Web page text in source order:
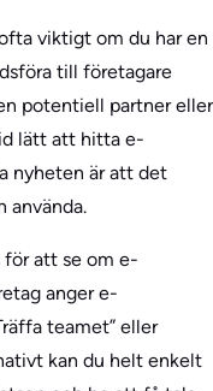
viktigt om du har en
till företagare
potentiell partner eller
lätt att hitta e-
nyheten är att det
använda.
att se om e-
anger e-
teamet” eller
kan du helt enkelt